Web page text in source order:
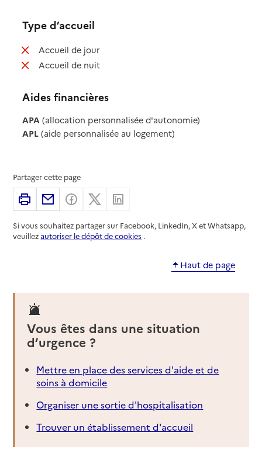
Type d’accueil
Accueil de jour: non disponible
Accueil de nuit: non disponible
Aides financières
APA (allocation personnalisée d'autonomie)
APL (aide personnalisée au logement)
Partager cette page
ImprimerPartager par email
Partager sur Facebook
Partager sur X
Si vous souhaitez partager sur Facebook, LinkedIn, X et Whatsapp,
veuillezautoriser le dépôt de cookies .
Haut de page
Vous êtes dans une situation
d’urgence ?
Mettre en place des services d'aide et de
soins à domicile
Organiser une sortie d'hospitalisation
Trouver un établissement d'accueil